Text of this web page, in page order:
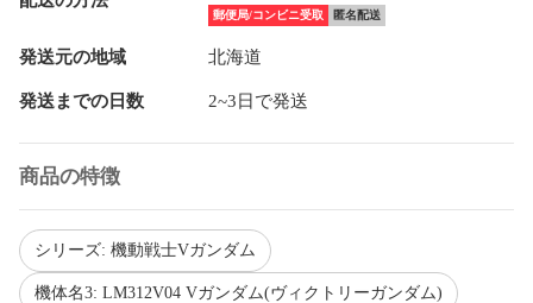
郵便局/コンビニ受取 匿名配送
発送元の地域 北海道
発送までの日数 2~3日で発送
商品の特徴
シリーズ: 機動戦士Vガンダム
機体名3: LM312V04 Vガンダム(ヴィクトリーガンダム)